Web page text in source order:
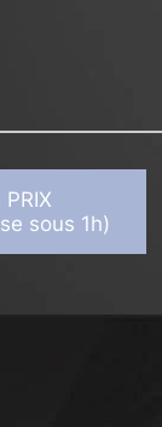
PRIX
sous 1h)